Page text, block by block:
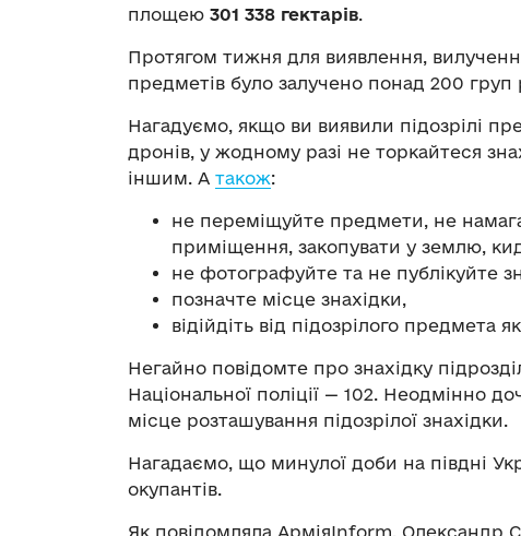
площею 301 338 гектарів.
Протягом тижня для виявлення,
предметів було залучено понад 200 груп
Нагадуємо, якщо ви виявили підозрілі
дронів, у жодному разі не торкайтеся
іншим. А також:
не переміщуйте предмети, не
приміщення, закопувати у землю,
не фотографуйте та не публікуйте
позначте місце знахідки,
відійдіть від підозрілого предмета
Негайно повідомте про знахідку
Національної поліції — 102. Неодмінно
місце розташування підозрілої знахідки.
Нагадаємо, що минулої доби на півдні
окупантів.
Як повідомляла АрміяInform, Олександр